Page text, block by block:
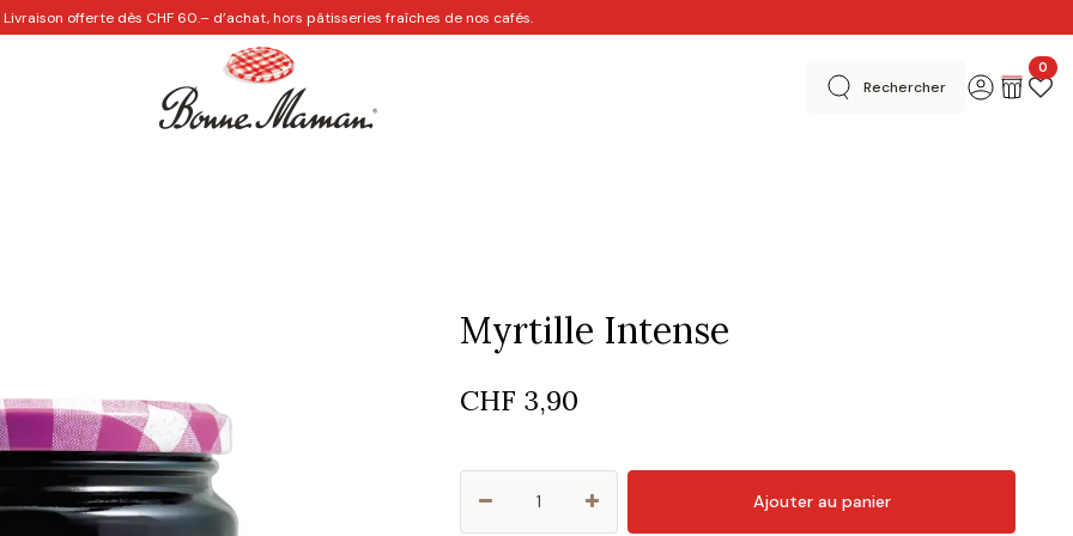
Livraison offerte dès CHF 60.– d’achat, hors pâtisseries fraîches de nos cafés.
Rechercher
0
Myrtille Intense
CHF 3,90
Ajouter au panier